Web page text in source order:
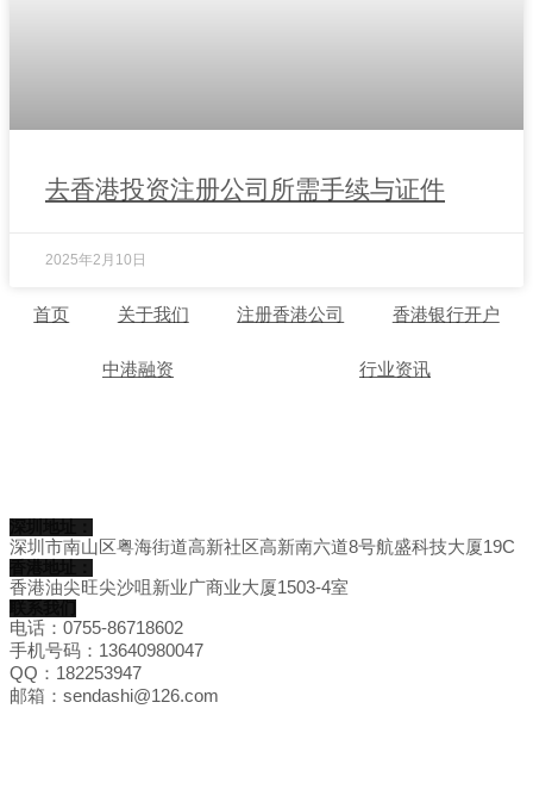
去香港投资注册公司所需手续与证件
2025年2月10日
首页 关于我们 注册香港公司 香港银行开户
中港融资 行业资讯
深圳市南山区粤海街道高新社区高新南六道8号航盛科技大厦19C
香港油尖旺尖沙咀新业广商业大厦1503-4室
电话：0755-86718602
手机号码：13640980047
QQ：182253947
邮箱：sendashi@126.com